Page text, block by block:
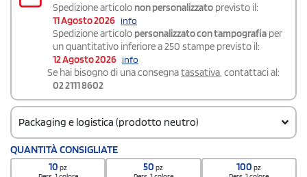
Spedizione articolo non personalizzato previsto il:
11 Agosto 2026 info
Spedizione articolo personalizzato con tampografia per
un quantitativo inferiore a 250 stampe previsto il:
12 Agosto 2026 info
Se hai bisogno di una consegnatassativa, contattaci al:
02 2111 8602
Packaging e logistica (prodotto neutro)
Codice doganale
6912 0025
QUANTITÀ CONSIGLIATE
10pz
50pz
100pz